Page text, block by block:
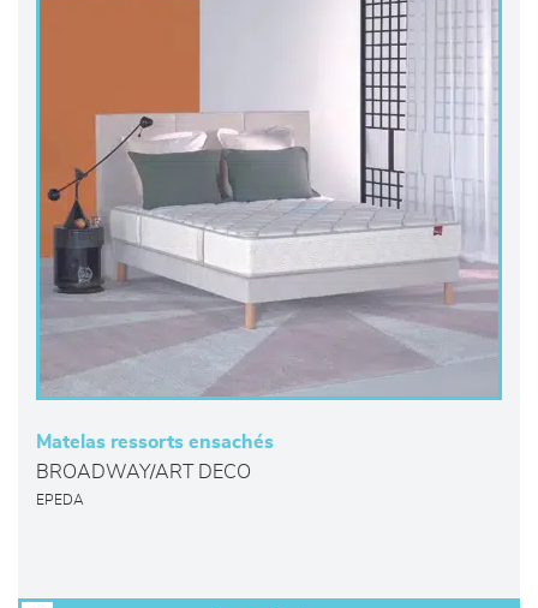
Matelas ressorts ensachés
BROADWAY/ART DECO
EPEDA